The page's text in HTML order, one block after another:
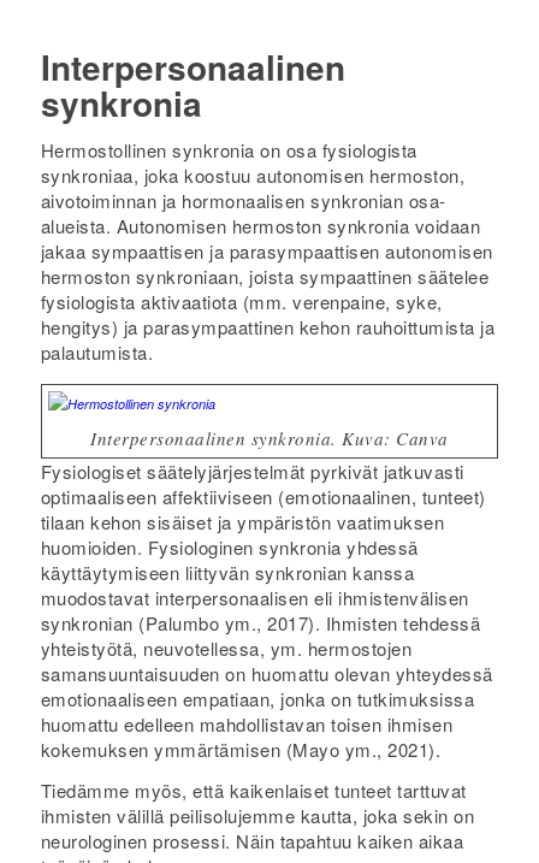
Interpersonaalinen
synkronia
Hermostollinen synkronia on osa fysiologista
synkroniaa, joka koostuu autonomisen hermoston,
aivotoiminnan ja hormonaalisen synkronian osa-
alueista. Autonomisen hermoston synkronia voidaan
jakaa sympaattisen ja parasympaattisen autonomisen
hermoston synkroniaan, joista sympaattinen säätelee
fysiologista aktivaatiota (mm. verenpaine, syke,
hengitys) ja parasympaattinen kehon rauhoittumista ja
palautumista.
Interpersonaalinen synkronia. Kuva: Canva
Fysiologiset säätelyjärjestelmät pyrkivät jatkuvasti
optimaaliseen affektiiviseen (emotionaalinen, tunteet)
tilaan kehon sisäiset ja ympäristön vaatimuksen
huomioiden. Fysiologinen synkronia yhdessä
käyttäytymiseen liittyvän synkronian kanssa
muodostavat interpersonaalisen eli ihmistenvälisen
synkronian (Palumbo ym., 2017). Ihmisten tehdessä
yhteistyötä, neuvotellessa, ym. hermostojen
samansuuntaisuuden on huomattu olevan yhteydessä
emotionaaliseen empatiaan, jonka on tutkimuksissa
huomattu edelleen mahdollistavan toisen ihmisen
kokemuksen ymmärtämisen (Mayo ym., 2021).
Tiedämme myös, että kaikenlaiset tunteet tarttuvat
ihmisten välillä peilisolujemme kautta, joka sekin on
neurologinen prosessi. Näin tapahtuu kaiken aikaa